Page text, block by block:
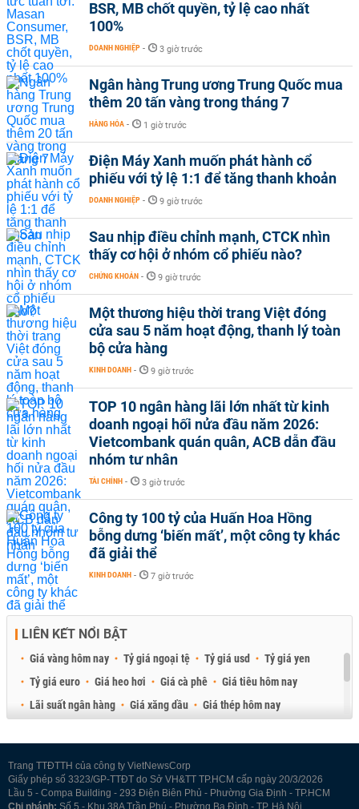
BSR, MB chốt quyền, tỷ lệ cao nhất
100%
DOANH NGHIỆP - 3 giờ trước
Ngân hàng Trung ương Trung Quốc mua
thêm 20 tấn vàng trong tháng 7
HÀNG HÓA - 1 giờ trước
Điện Máy Xanh muốn phát hành cổ
phiếu với tỷ lệ 1:1 để tăng thanh khoản
DOANH NGHIỆP - 9 giờ trước
Sau nhịp điều chỉnh mạnh, CTCK nhìn
thấy cơ hội ở nhóm cổ phiếu nào?
CHỨNG KHOÁN - 9 giờ trước
Một thương hiệu thời trang Việt đóng
cửa sau 5 năm hoạt động, thanh lý toàn
bộ cửa hàng
KINH DOANH - 9 giờ trước
TOP 10 ngân hàng lãi lớn nhất từ kinh
doanh ngoại hối nửa đầu năm 2026:
Vietcombank quán quân, ACB dẫn đầu
nhóm tư nhân
TÀI CHÍNH - 3 giờ trước
Công ty 100 tỷ của Huấn Hoa Hồng
bỗng dưng ‘biến mất’, một công ty khác
đã giải thể
KINH DOANH - 7 giờ trước
LIÊN KẾT NỔI BẬT
Giá vàng hôm nay Tỷ giá ngoại tệ Tỷ giá usd
Tỷ giá yen
Tỷ giá euro
Giá heo hơi Giá cà phê
Giá tiêu hôm nay
Lãi suất ngân hàng
Giá xăng dầu
Giá thép hôm nay
Trang TTĐTTH của công ty VietNewsCorp
Giấy phép số 3323/GP-TTĐT do Sở VH&TT TP.HCM cấp ngày 20/3/2026
Lầu 5 - Compa Building - 293 Điện Biên Phủ - Phường Gia Định - TP.HCM
Chi nhánh: Số 5 - Khu 38A Trần Phú - Phường Ba Đình - TP. Hà Nội